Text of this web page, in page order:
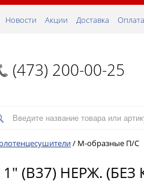
Новости Акции Доставка Оплата
(473) 200-00-25
/ М-образные П/С
(В37) НЕРЖ.